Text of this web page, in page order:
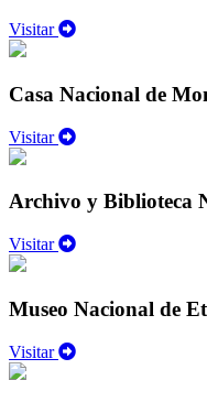
Visitar
Casa Nacional de
Visitar
Archivo y Biblioteca
Visitar
Museo Nacional de
Visitar